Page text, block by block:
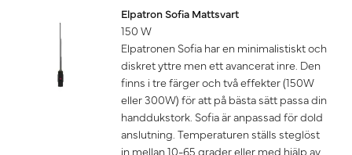
Elpatron Sofia Mattsvart
150 W
Elpatronen Sofia har en minimalistiskt och
diskret yttre men ett avancerat inre. Den
finns i tre färger och två effekter (150W
eller 300W) för att på bästa sätt passa din
handdukstork. Sofia är anpassad för dold
anslutning. Temperaturen ställs steglöst
in mellan 10-65 grader eller med hjälp av